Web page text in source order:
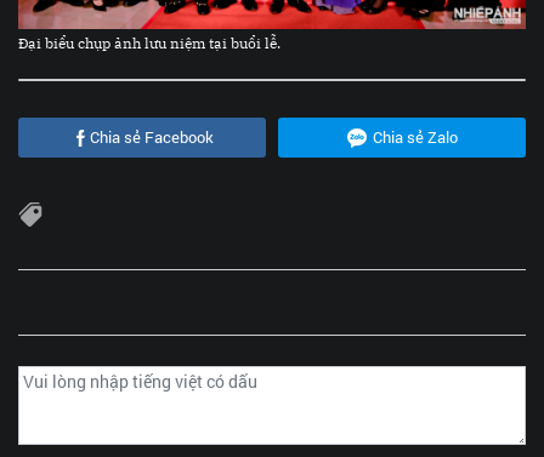
Đại biểu chụp ảnh lưu niệm tại buổi lễ.
Chia sẻ Facebook Chia sẻ Zalo